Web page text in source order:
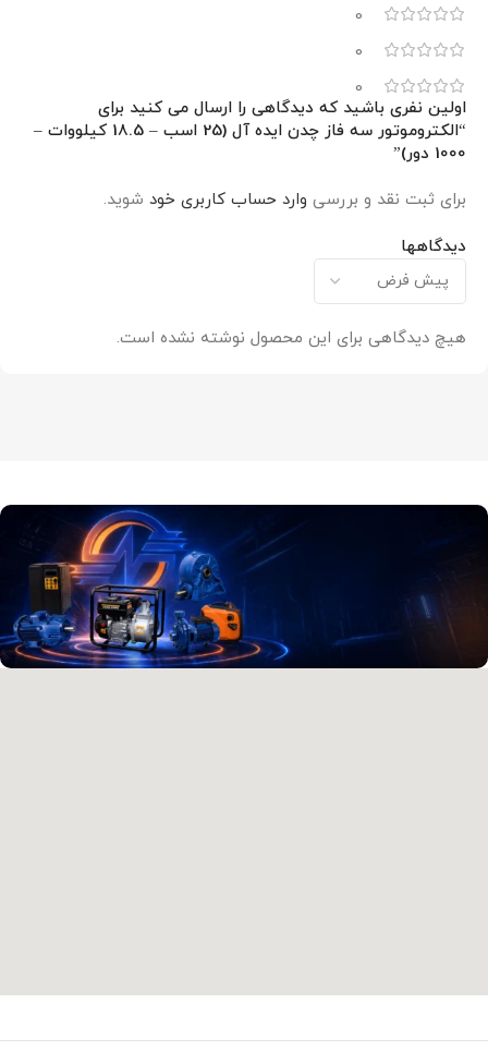
0
0
0
دیدگاهها
هیچ دیدگاهی برای این محصول نوشته نشده است.
اولین نفری باشید که دیدگاهی را ارسال می کنید برای
“الکتروموتور سه فاز چدن ایده آل (25 اسب – 18.5 کیلووات –
1000 دور)”
برای ثبت نقد و بررسی وارد حساب کاربری خود شوید.